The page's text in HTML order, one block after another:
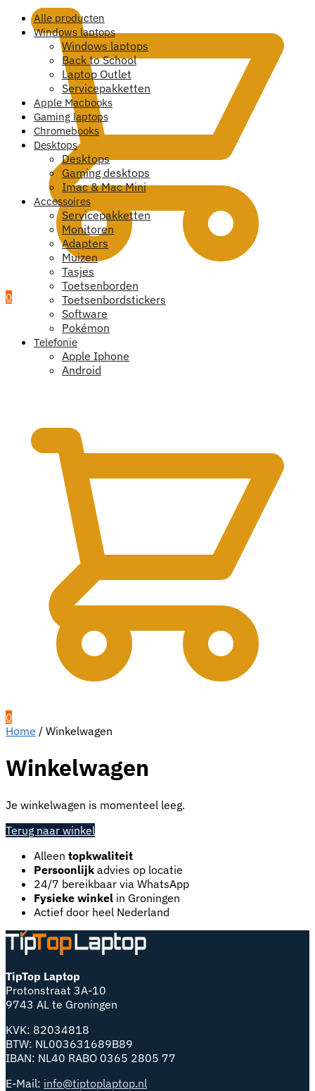
0
Alle producten
Windows laptops
Windows laptops
Back to School
Laptop Outlet
Servicepakketten
Apple Macbooks
Gaming laptops
Chromebooks
Desktops
Desktops
Gaming desktops
Imac & Mac Mini
Accessoires
Servicepakketten
Monitoren
Adapters
Muizen
Tasjes
Toetsenborden
Toetsenbordstickers
Software
Pokémon
Telefonie
Apple Iphone
Android
0
Home / Winkelwagen
Winkelwagen
Je winkelwagen is momenteel leeg.
Terug naar winkel
Alleen topkwaliteit
Persoonlijk advies op locatie
24/7 bereikbaar via WhatsApp
Fysieke winkel in Groningen
Actief door heel Nederland
TipTop Laptop
Protonstraat 3A-10
9743 AL te Groningen
KVK: 82034818
BTW: NL003631689B89
IBAN: NL40 RABO 0365 2805 77
E-Mail: info@tiptoplaptop.nl